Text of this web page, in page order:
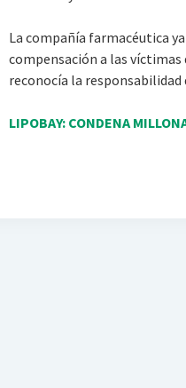
La compañía farmacéutica
compensación a las víctimas
reconocía la
LIPOBAY: CONDENA